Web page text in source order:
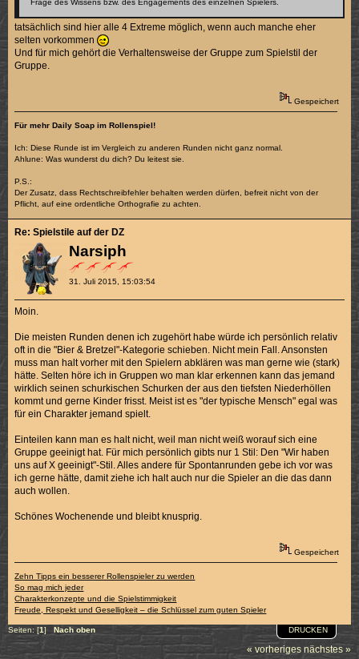
Frage des Wissens bzw. des Engagements des einzelnen Spielers.
tatsächlich sind hier alle 4 Extreme möglich, wenn auch manche eher
selten vorkommen
Und für mich gehört die Verhaltensweise der Gruppe zum Spielstil der
Gruppe.
Gespeichert
Für mehr Daily Soap im Rollenspiel!
Ich: Diese Runde ist im Vergleich zu anderen Runden nicht ganz normal.
Ahlune: Was wunderst du dich? Du leitest sie.
P.S.:
Der Zusatz, dass Rechtschreibfehler behalten werden dürfen, befreit nicht von der
Pflicht, auf eine ordentliche Orthografie zu achten.
Narsiph
31. Juli 2015, 15:03:54
Re: Spielstile auf der DZ
Moin.
Die meisten Runden denen ich zugehört habe würde ich persönlich relativ
oft in die "Bier & Bretzel"-Kategorie schieben. Nicht mein Fall. Ansonsten
muss man halt vorher mit den Spielern abklären was man gerne wie (stark)
hätte. Selten höre ich in Gruppen wo man klar erkennen kann das jemand
wirklich seinen schurkischen Schurken der aus den tiefsten Niederhöllen
kommt und gerne Kinder frisst. Meist ist es "der typische Mensch" egal was
für ein Charakter jemand spielt.
Einteilen kann man es halt nicht, weil man nicht weiß worauf sich eine
Gruppe geeinigt hat. Für mich persönlich gibts nur 1 Stil: Den "Wir haben
uns auf X geeinigt"-Stil. Alles andere für Spontanrunden gebe ich vor was
ich gerne hätte, damit ziehe ich halt auch nur die Spieler an die das dann
auch wollen.
Schönes Wochenende und bleibt knusprig.
Gespeichert
Zehn Tipps ein besserer Rollenspieler zu werden
So mag mich jeder
Charakterkonzepte und die Spielstimmigkeit
Freude, Respekt und Geselligkeit – die Schlüssel zum guten Spieler
DRUCKEN
Seiten: [1] Nach oben
« vorheriges nächstes »